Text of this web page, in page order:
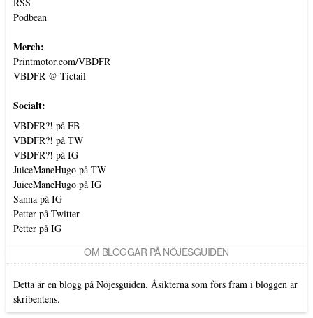
RSS
Podbean
Merch:
Printmotor.com/VBDFR
VBDFR @ Tictail
Socialt:
VBDFR?! på FB
VBDFR?! på TW
VBDFR?! på IG
JuiceManeHugo på TW
JuiceManeHugo på IG
Sanna på IG
Petter på Twitter
Petter på IG
OM BLOGGAR PÅ NÖJESGUIDEN
Detta är en blogg på Nöjesguiden. Åsikterna som förs fram i bloggen är
skribentens.